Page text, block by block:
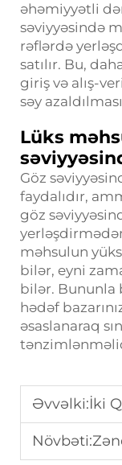
əhəmiyyətli
səviyyəsində
rəflərdə
satılır. Bu,
giriş və alış-
səy
Lüks
Göz
faydalıdır,
göz
məhsulun
bilər, eyni
bilər. Bununla
hədəf
əsaslanaraq
Əvvəlki:İki
Növbəti: